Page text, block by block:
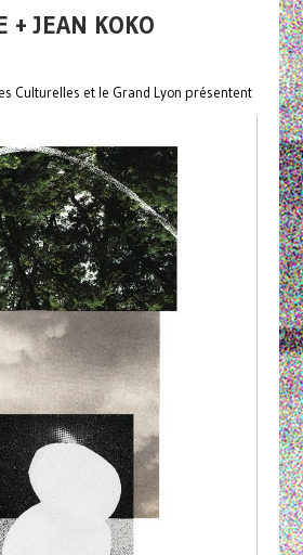
+ JEAN KOKO
Culturelles et le Grand Lyon présentent